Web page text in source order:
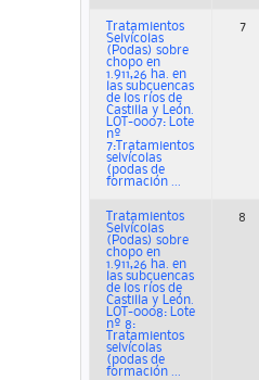
Tratamientos
Selvícolas
(Podas) sobre
chopo en
1.911,26 ha. en
las subcuencas
de los ríos de
Castilla y León.
LOT-0007: Lote
nº
7:Tratamientos
selvícolas
(podas de
formación ...
7
Tratamientos
Selvícolas
(Podas) sobre
chopo en
1.911,26 ha. en
las subcuencas
de los ríos de
Castilla y León.
LOT-0008: Lote
nº 8:
Tratamientos
selvícolas
(podas de
formación ...
8